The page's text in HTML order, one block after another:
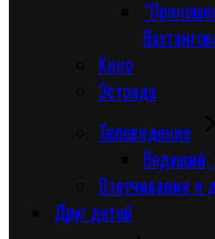
Кино
Эстрада
Телевидение
Ведущий,
Озвучивание и
Друг детей